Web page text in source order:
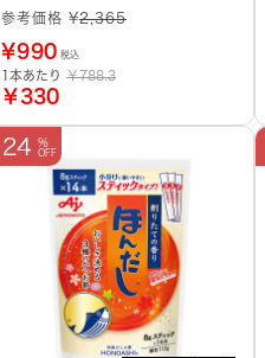
参考価格 ¥2,365
¥990 税込
1本あたり ￥788.3
￥330
24